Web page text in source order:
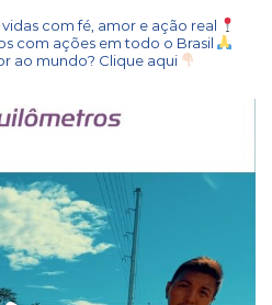
com fé, amor e ação real
com ações em todo o Brasil
ao mundo? Clique aqui